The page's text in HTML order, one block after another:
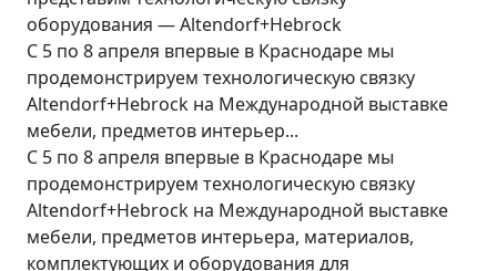
оборудования — Altendorf+Hebrock
С 5 по 8 апреля впервые в Краснодаре мы
продемонстрируем технологическую связку
Altendorf+Hebrock на Международной выставке
мебели, предметов интерьер...
С 5 по 8 апреля впервые в Краснодаре мы
продемонстрируем технологическую связку
Altendorf+Hebrock на Международной выставке
мебели, предметов интерьера, материалов,
комплектующих и оборудования для